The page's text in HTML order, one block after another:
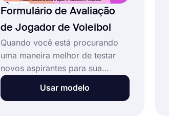
Formulário de Avaliação
de Jogador de Voleibol
Quando você está procurando
uma maneira melhor de testar
novos aspirantes para sua
equipe de voleibol, deixe que a
forms.app ajude você! Funções
Usar modelo